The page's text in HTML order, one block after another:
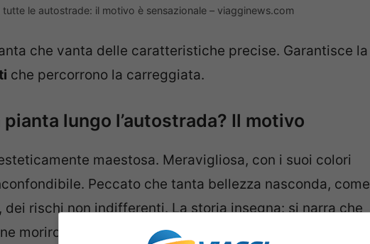
le autostrade: il motivo è sensazionale – viagginews.com
che vanta delle caratteristiche precise. Garantisce la
che percorrono la carreggiata.
lungo l’autostrada? Il motivo
maestosa. Meravigliosa, con i suoi colori
Peccato che tanta bellezza nasconda, come
dei rischi non indifferenti. La storia insegna: si narra che
morirono, perché utilizzarono i rami dell’oleandro come